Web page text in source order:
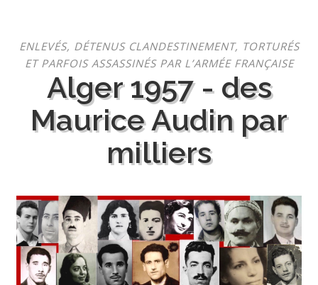
contenu
ENLEVÉS, DÉTENUS CLANDESTINEMENT, TORTURÉS
ET PARFOIS ASSASSINÉS PAR L’ARMÉE FRANÇAISE
Alger 1957 - des
Maurice Audin par
milliers